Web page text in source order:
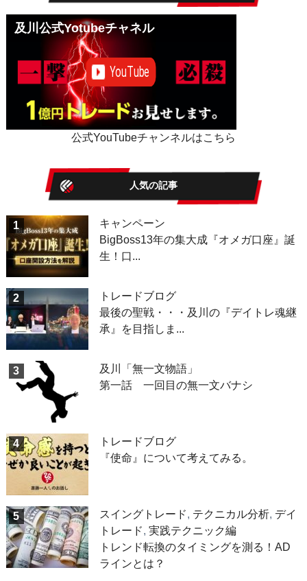
及川公式Yotubeチャネル
公式YouTubeチャンネルはこちら
人気の記事
1
キャンペーン
BigBoss13年の集大成『オメガ口座』誕
生！口...
2
トレードブログ
最後の聖戦・・・及川の『デイトレ魂継
承』を目指しま...
3
及川「無一文物語」
第一話 一回目の無一文バナシ
4
トレードブログ
『使命』について考えてみる。
5 スイングトレード, テクニカル分析, デイ
トレード, 実践テクニック編
トレンド転換のタイミングを測る！AD
ラインとは？